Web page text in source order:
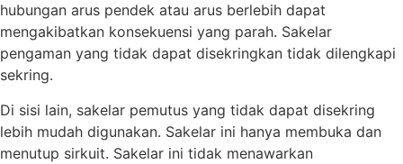
hubungan arus pendek atau arus berlebih dapat
mengakibatkan konsekuensi yang parah. Sakelar
pengaman yang tidak dapat disekringkan tidak dilengkapi
sekring.
Di sisi lain, sakelar pemutus yang tidak dapat disekring
lebih mudah digunakan. Sakelar ini hanya membuka dan
menutup sirkuit. Sakelar ini tidak menawarkan